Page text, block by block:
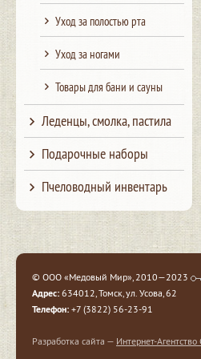
Уход за полостью рта
Уход за ногами
Товары для бани и сауны
Леденцы, смолка, пастила
Подарочные наборы
Пчеловодный инвентарь
© ООО «Медовый Мир», 2010—2023
Адрес: 634012, Томск, ул. Усова, 62
Телефон: +7 (3822) 56-23-91
Разработка сайта — Интернет-Агентство